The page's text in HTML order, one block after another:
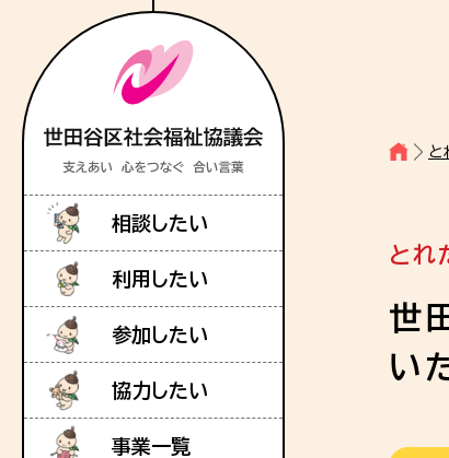
相談したい
利用したい
参加したい
協力したい
事業一覧
と
とれ
世
い